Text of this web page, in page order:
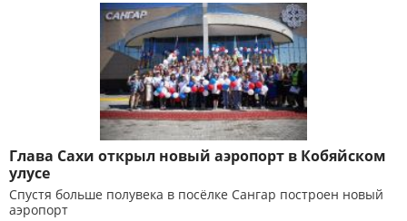
Глава Сахи открыл новый аэропорт в Кобяйском
улусе
Спустя больше полувека в посёлке Сангар построен новый
аэропорт